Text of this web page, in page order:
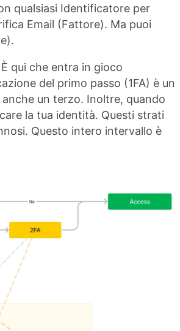
qualsiasi Identificatore per
Email (Fattore). Ma puoi
qui che entra in gioco
del primo passo (1FA) è un
un terzo. Inoltre, quando
la tua identità. Questi strati
Questo intero intervallo è